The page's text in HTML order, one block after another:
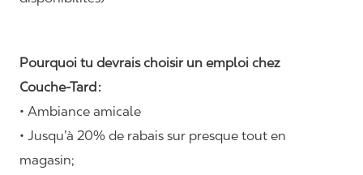
Pourquoi tu devrais choisir un emploi chez
Couche-Tard :
• Ambiance amicale
• Jusqu’à 20% de rabais sur presque tout en
magasin;